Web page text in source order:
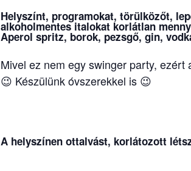
Helyszínt, programokat, törülközőt,
alkoholmentes italokat korlátlan
Aperol spritz, borok, pezsgő, gin,
Mivel ez nem egy swinger party,
😉 Készülünk óvszerekkel is 😉
A helyszínen ottalvást, korlátozott